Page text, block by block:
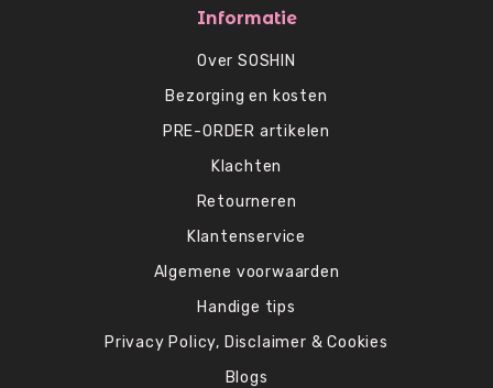
Informatie
Over SOSHIN
Bezorging en kosten
PRE-ORDER artikelen
Klachten
Retourneren
Klantenservice
Algemene voorwaarden
Handige tips
Privacy Policy, Disclaimer & Cookies
Blogs